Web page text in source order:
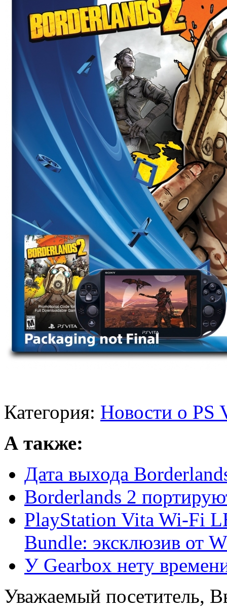
Категория: Новости о PS
А также:
Дата выхода
Borderlands 2
PlayStation Vita Wi-Fi
Bundle: эксклюзив от
У Gearbox нету
Уважаемый посетитель,